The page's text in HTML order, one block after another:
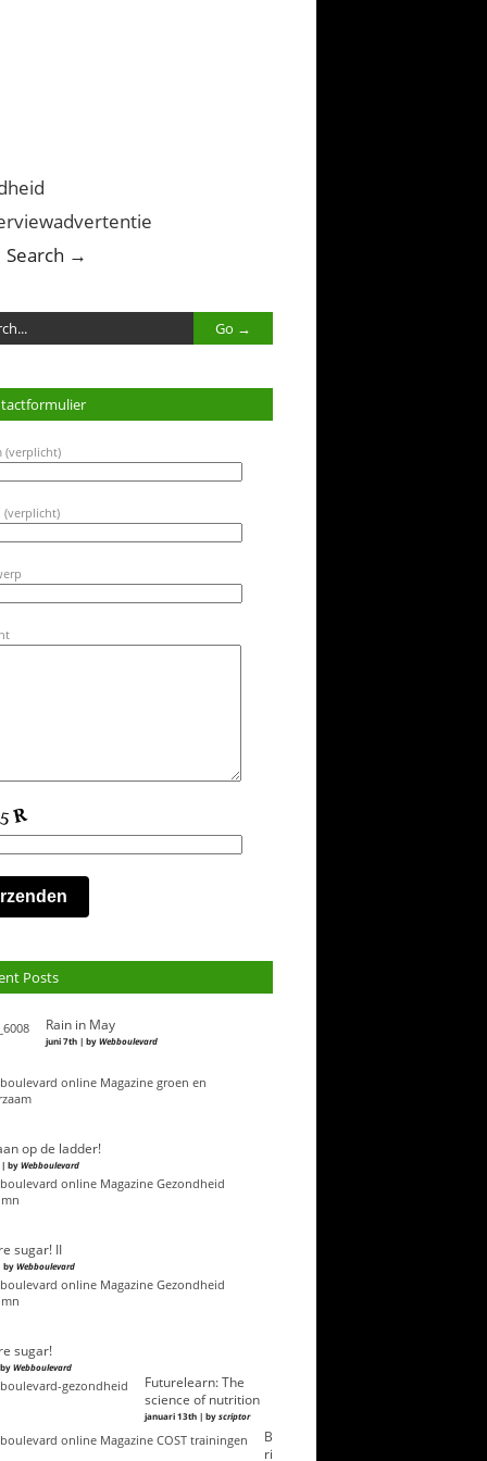
Search →
(verplicht)
(verplicht)
Posts
Rain in May
juni 7th | byWebboulevard
op de ladder!
| byWebboulevard
sugar! II
byWebboulevard
sugar!
Webboulevard
Futurelearn: The
science of nutrition
januari 13th | byscriptor
B
ri